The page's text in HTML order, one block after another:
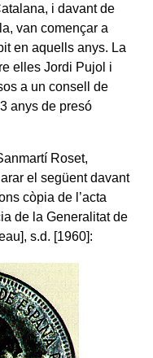
i davant de
van començar a
en aquells anys. La
elles Jordi Pujol i
a un consell de
anys de presó
Roset,
el següent davant
còpia de l’acta
de la Generalitat de
s.d. [1960]: